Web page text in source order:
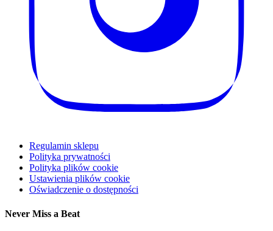
Regulamin sklepu
Polityka prywatności
Polityka plików cookie
Ustawienia plików cookie
Oświadczenie o dostępności
Never Miss a Beat